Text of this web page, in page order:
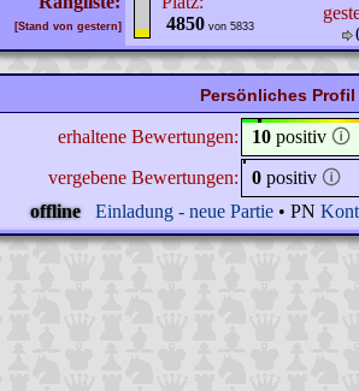
[Stand von gestern]
4850 von 5833
Persönliches
erhaltene Bewertungen: 10 positiv 🛈
vergebene Bewertungen:
0 positiv 🛈
offline
Einladung - neue Partie • PN